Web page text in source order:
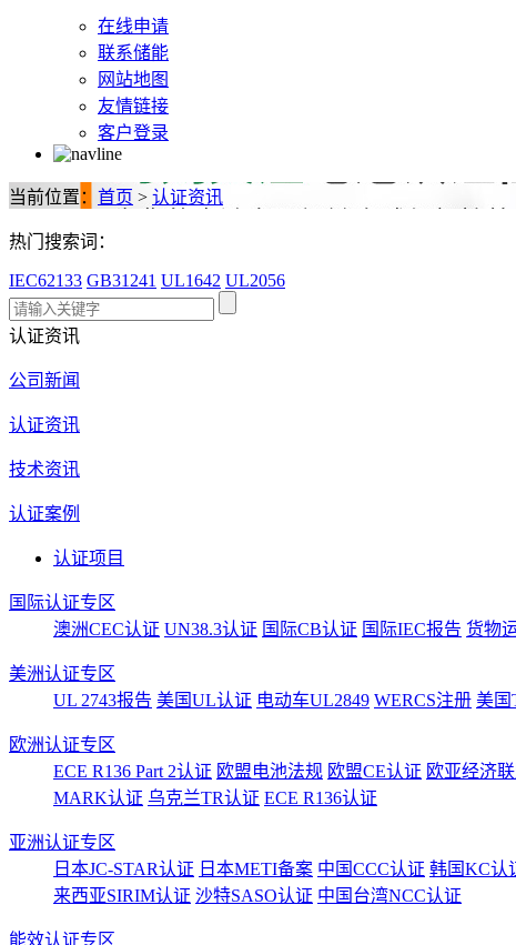
在线申请
联系储能
网站地图
友情链接
客户登录
当前位置： 首页 > 认证资讯
热门搜索词：
IEC62133 GB31241 UL1642 UL2056
认证资讯
公司新闻
认证资讯
技术资讯
认证案例
认证项目
国际认证专区
澳洲CEC认证 UN38.3认证 国际CB认证 国际IEC报告 货物
美洲认证专区
UL 2743报告 美国UL认证 电动车UL2849 WERCS注册 美国
欧洲认证专区
ECE R136 Part 2认证 欧盟电池法规 欧盟CE认证 欧亚经济
MARK认证 乌克兰TR认证 ECE R136认证
亚洲认证专区
日本JC-STAR认证 日本METI备案 中国CCC认证 韩国KC认
来西亚SIRIM认证 沙特SASO认证 中国台湾NCC认证
能效认证专区